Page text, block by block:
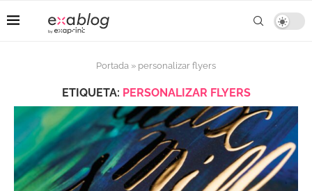
Portada » personalizar flyers
ETIQUETA: PERSONALIZAR FLYERS